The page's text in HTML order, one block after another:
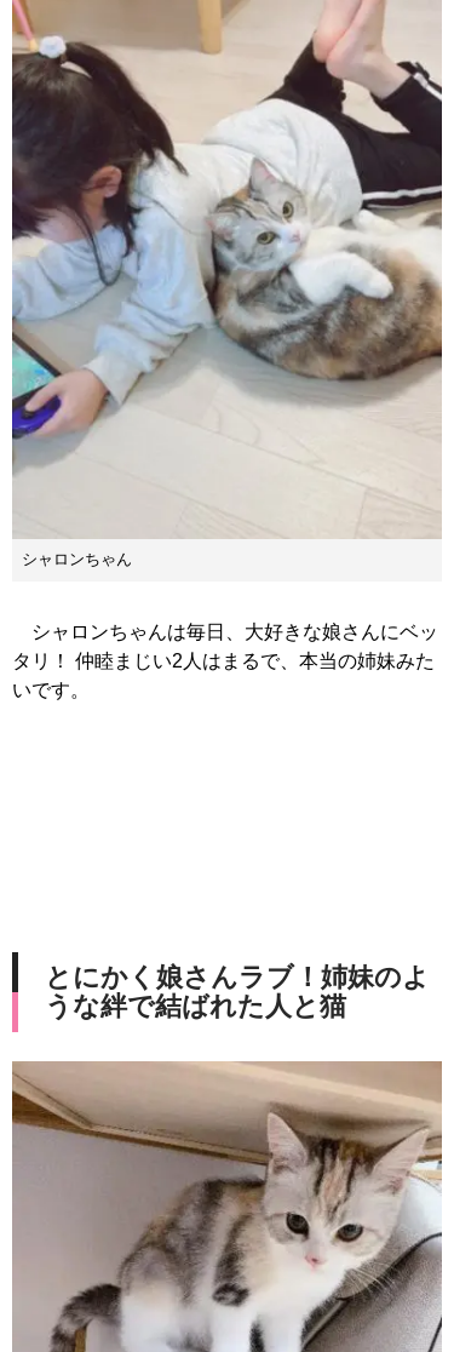
シャロンちゃん
シャロンちゃんは毎日、大好きな娘さんにベッ
タリ！ 仲睦まじい2人はまるで、本当の姉妹みた
いです。
とにかく娘さんラブ！姉妹のよ
うな絆で結ばれた人と猫